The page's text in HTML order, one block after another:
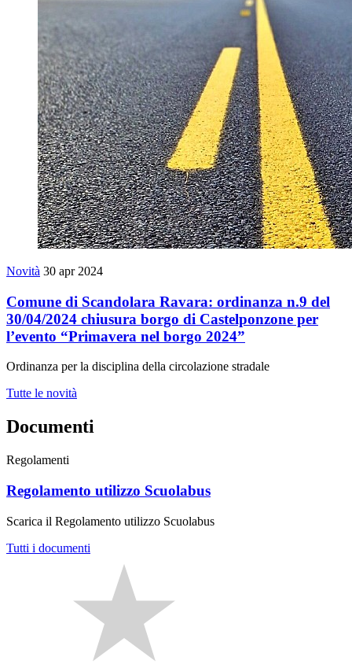
Novità 30 apr 2024
Comune di Scandolara Ravara: ordinanza n.9 del
30/04/2024 chiusura borgo di Castelponzone per
l’evento “Primavera nel borgo 2024”
Ordinanza per la disciplina della circolazione stradale
Tutte le novità
Documenti
Regolamenti
Regolamento utilizzo Scuolabus
Scarica il Regolamento utilizzo Scuolabus
Tutti i documenti